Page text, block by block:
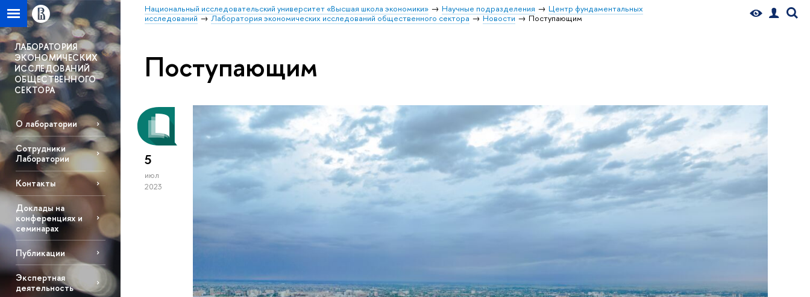
Национальный исследовательский университет «Высшая школа экономики» Научные подразделения
Центр фундаментальных
исследований
Лаборатория экономических исследований общественного сектора Новости Поступающим
ЛАБОРАТОРИЯ
ЭКОНОМИЧЕСКИХ
ИССЛЕДОВАНИЙ
ОБЩЕСТВЕННОГО
СЕКТОРА
О лаборатории
Сотрудники
Лаборатории
Контакты
Доклады на
конференциях и
семинарах
Публикации
Экспертная
деятельность
Поступающим
5
июл
2023